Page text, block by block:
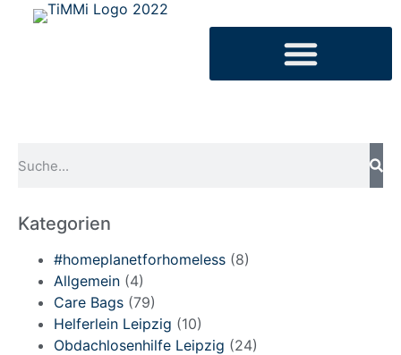
Kategorien
#homeplanetforhomeless (8)
Allgemein (4)
Care Bags (79)
Helferlein Leipzig (10)
Obdachlosenhilfe Leipzig (24)